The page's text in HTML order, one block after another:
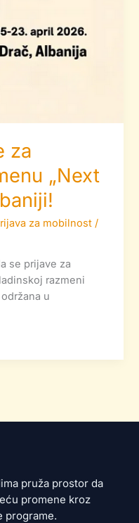
za
„Next
za mobilnost /
se prijave za
razmeni
u
pruža prostor da
promene kroz
programe.